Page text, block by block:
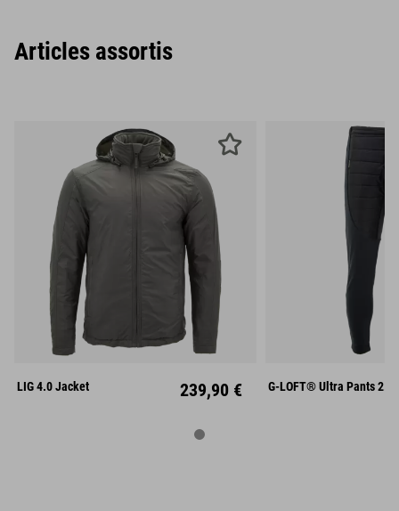
Articles assortis
L
LIG 4.0 Jacket 239,90 € XL
G-LOFT® Ultra Pants 2.0